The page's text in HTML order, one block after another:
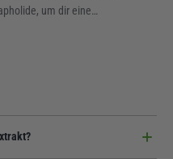
um dir eine
der Pflanzenkunde und der